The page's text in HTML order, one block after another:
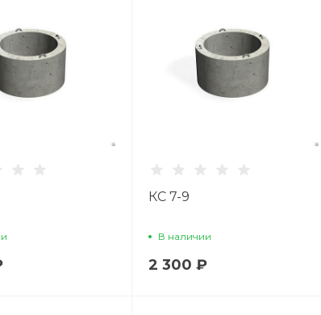
КС 7-9
В наличии
2 300 ₽